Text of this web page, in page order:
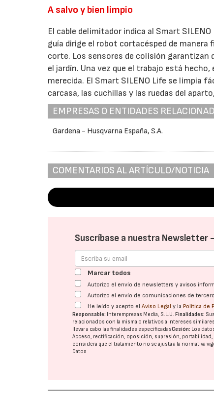
A salvo y bien limpio
El cable delimitador indica al Smart
guía dirige el robot cortacésped de
corte. Los sensores de colisión garantizan
el jardín. Una vez que el trabajo está
merecida. El Smart SILENO Life se limpia
carcasa, las cuchillas y las ruedas del
EMPRESAS O ENTIDADES
Gardena - Husqvarna España, S.A.
COMENTARIOS AL ARTÍCULO/NOTICIA
Suscríbase a nuestra Newsletter -
Marcar todos
Autorizo el envío de newsletters y avisos
Autorizo el envío de comunicaciones de
He leído y acepto elAviso Legal y la Política de
Responsable: Interempresas Media, S.L.U. Finalidades:
relacionados con la misma o relativos a intereses
llevar a cabo las finalidades especificadasCesión: Los
Acceso, rectificación, oposición, supresión,
considera que el tratamiento no se ajusta a la normativa
Datos